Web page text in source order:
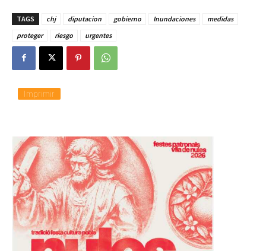
TAGS chj diputacion gobierno Inundaciones
medidas
proteger
riesgo urgentes
Imprimir